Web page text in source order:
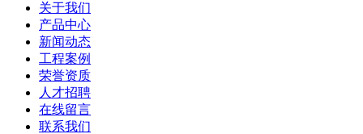
关于我们
产品中心
新闻动态
工程案例
荣誉资质
人才招聘
在线留言
联系我们